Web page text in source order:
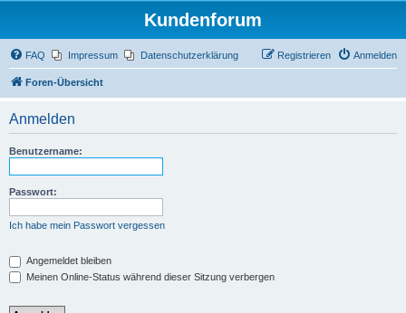
Kundenforum
FAQ Impressum Datenschutzerklärung Anmelden
Registrieren
Foren-Übersicht
Anmelden
Benutzername:
Passwort:
Ich habe mein Passwort vergessen
Angemeldet bleiben
Meinen Online-Status während dieser Sitzung verbergen